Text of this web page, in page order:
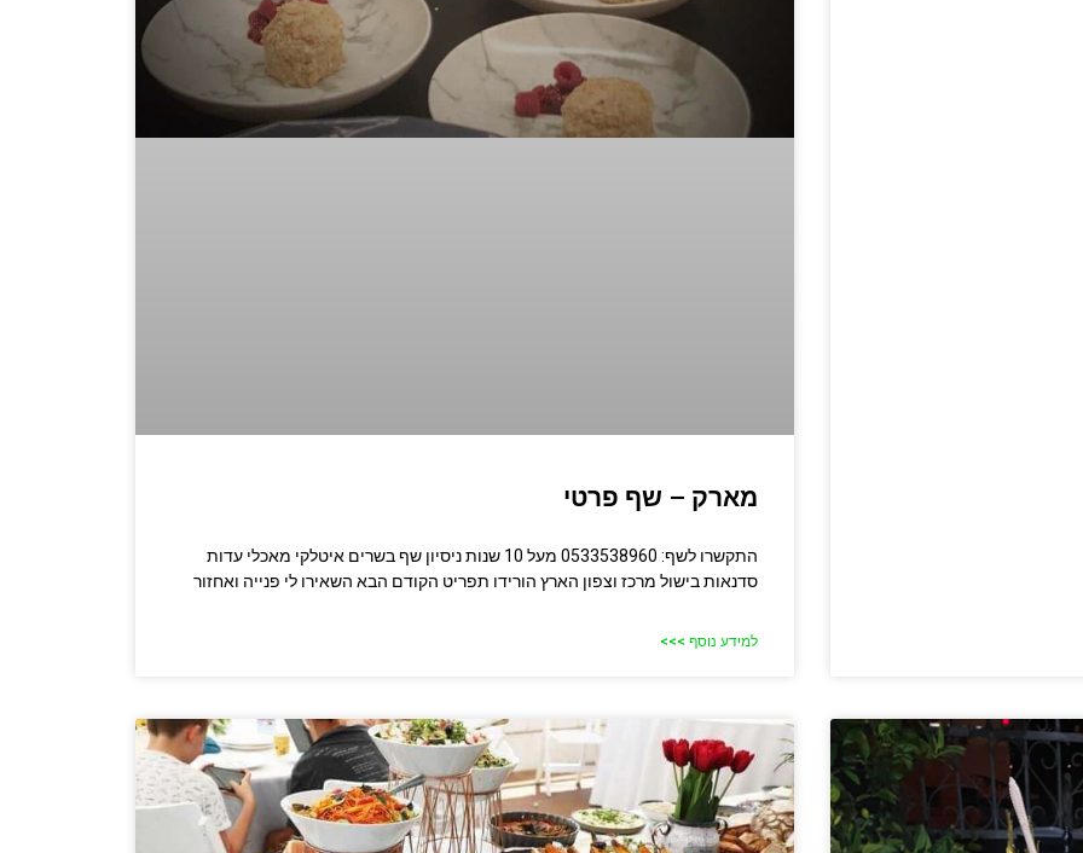
מארק – שף פרטי
התקשרו לשף: 0533538960 מעל 10 שנות ניסיון שף בשרים איטלקי מאכלי עדות
סדנאות בישול מרכז וצפון הארץ הורידו תפריט הקודם הבא השאירו לי פנייה ואחזור
למידע נוסף >>>